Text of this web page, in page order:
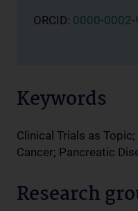
ORCID: 0000-
Keywords
Clinical Trials as
Cancer; Pancreatic
Research